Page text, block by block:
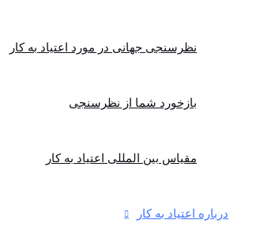
نظرسنجی جهانی در مورد اعتیاد به کار
بازخورد شما از نظرسنجی
مقیاس بین المللی اعتیاد به کار
درباره اعتیاد به کار